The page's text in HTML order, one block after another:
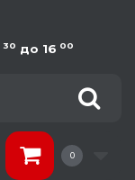
30 до 16 00
0